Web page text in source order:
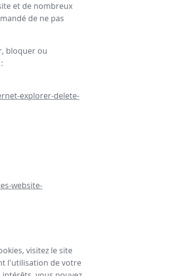
et de nombreux
de ne pas
bloquer ou
explorer-delete-
website-
visitez le site
l'utilisation de votre